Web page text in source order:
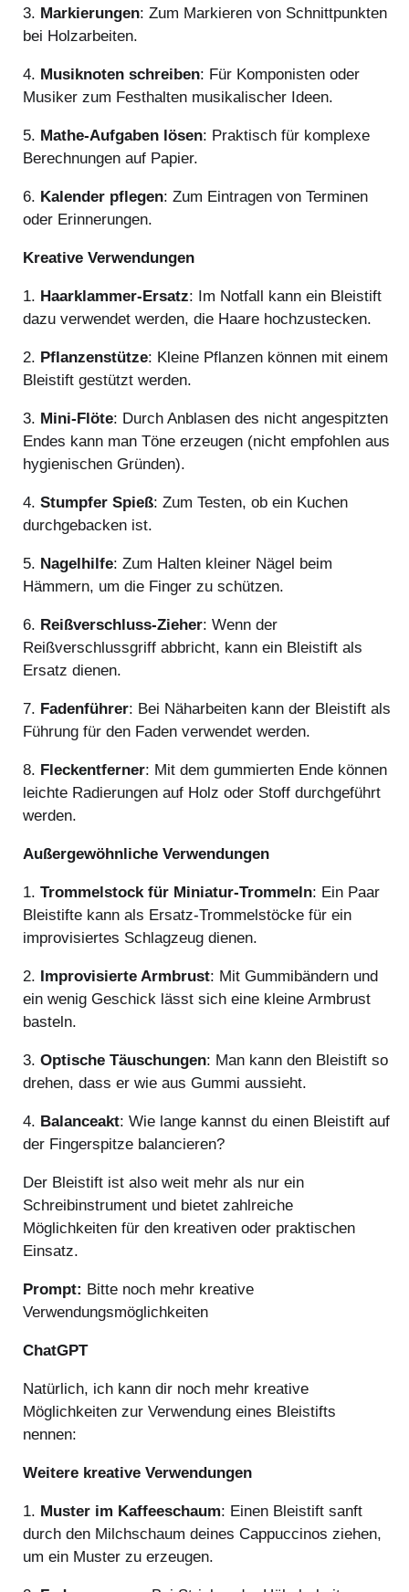
3. Markierungen: Zum Markieren von Schnittpunkten
bei Holzarbeiten.
4. Musiknoten schreiben: Für Komponisten oder
Musiker zum Festhalten musikalischer Ideen.
5. Mathe-Aufgaben lösen: Praktisch für komplexe
Berechnungen auf Papier.
6. Kalender pflegen: Zum Eintragen von Terminen
oder Erinnerungen.
Kreative Verwendungen
1. Haarklammer-Ersatz: Im Notfall kann ein Bleistift
dazu verwendet werden, die Haare hochzustecken.
2. Pflanzenstütze: Kleine Pflanzen können mit einem
Bleistift gestützt werden.
3. Mini-Flöte: Durch Anblasen des nicht angespitzten
Endes kann man Töne erzeugen (nicht empfohlen aus
hygienischen Gründen).
4. Stumpfer Spieß: Zum Testen, ob ein Kuchen
durchgebacken ist.
5. Nagelhilfe: Zum Halten kleiner Nägel beim
Hämmern, um die Finger zu schützen.
6. Reißverschluss-Zieher: Wenn der
Reißverschlussgriff abbricht, kann ein Bleistift als
Ersatz dienen.
7. Fadenführer: Bei Näharbeiten kann der Bleistift als
Führung für den Faden verwendet werden.
8. Fleckentferner: Mit dem gummierten Ende können
leichte Radierungen auf Holz oder Stoff durchgeführt
werden.
Außergewöhnliche Verwendungen
1. Trommelstock für Miniatur-Trommeln: Ein Paar
Bleistifte kann als Ersatz-Trommelstöcke für ein
improvisiertes Schlagzeug dienen.
2. Improvisierte Armbrust: Mit Gummibändern und
ein wenig Geschick lässt sich eine kleine Armbrust
basteln.
3. Optische Täuschungen: Man kann den Bleistift so
drehen, dass er wie aus Gummi aussieht.
4. Balanceakt: Wie lange kannst du einen Bleistift auf
der Fingerspitze balancieren?
Der Bleistift ist also weit mehr als nur ein
Schreibinstrument und bietet zahlreiche
Möglichkeiten für den kreativen oder praktischen
Einsatz.
Prompt: Bitte noch mehr kreative
Verwendungsmöglichkeiten
ChatGPT
Natürlich, ich kann dir noch mehr kreative
Möglichkeiten zur Verwendung eines Bleistifts
nennen:
Weitere kreative Verwendungen
1. Muster im Kaffeeschaum: Einen Bleistift sanft
durch den Milchschaum deines Cappuccinos ziehen,
um ein Muster zu erzeugen.